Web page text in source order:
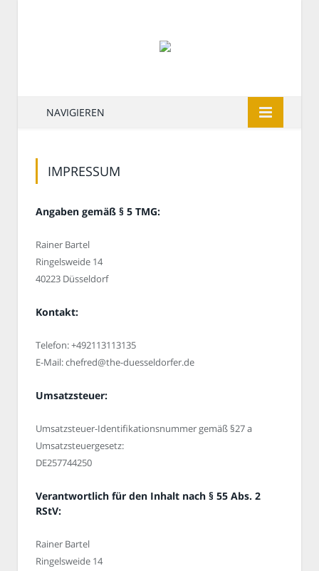
NAVIGIEREN
IMPRESSUM
Angaben gemäß § 5 TMG:
Rainer Bartel
Ringelsweide 14
40223 Düsseldorf
Kontakt:
Telefon: +492113113135
E-Mail: chefred@the-duesseldorfer.de
Umsatzsteuer:
Umsatzsteuer-Identifikationsnummer gemäß §27 a
Umsatzsteuergesetz:
DE257744250
Verantwortlich für den Inhalt nach § 55 Abs. 2
RStV:
Rainer Bartel
Ringelsweide 14